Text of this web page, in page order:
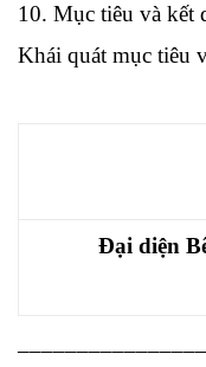
10. Mục tiêu và kết
Khái quát mục tiêu
Đại diện